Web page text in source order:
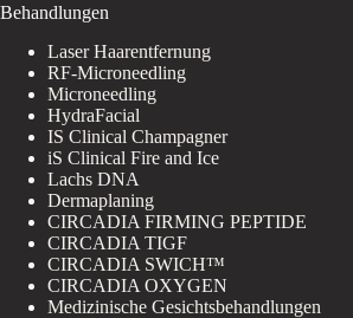
Behandlungen
Laser Haarentfernung
RF-Microneedling
Microneedling
HydraFacial
IS Clinical Champagner
iS Clinical Fire and Ice
Lachs DNA
Dermaplaning
CIRCADIA FIRMING PEPTIDE
CIRCADIA TIGF
CIRCADIA SWICH™
CIRCADIA OXYGEN
Medizinische Gesichtsbehandlungen